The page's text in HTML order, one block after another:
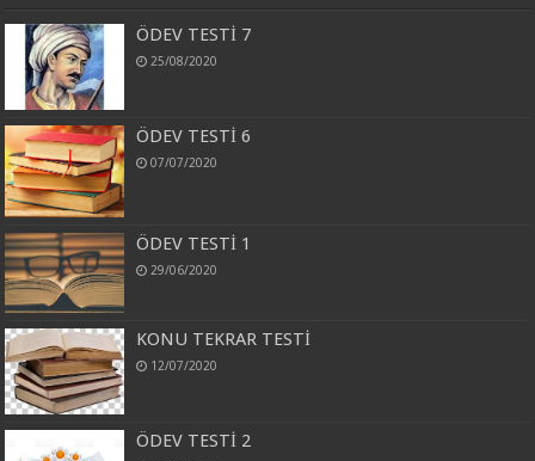
ÖDEV TESTİ 7
25/08/2020
ÖDEV TESTİ 6
07/07/2020
ÖDEV TESTİ 1
29/06/2020
KONU TEKRAR TESTİ
12/07/2020
ÖDEV TESTİ 2